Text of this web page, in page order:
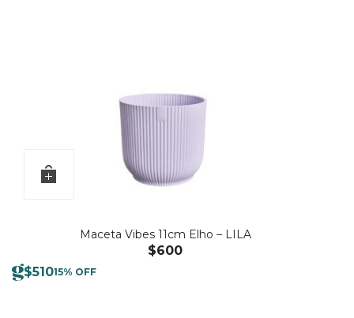
Maceta Vibes 11cm Elho – LILA
$600
$51015% OFF